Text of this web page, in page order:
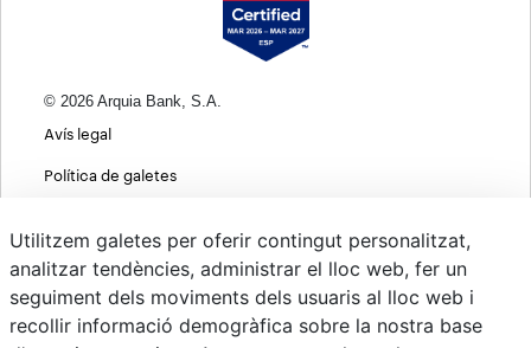
© 2026 Arquia Bank, S.A.
Avís legal
Política de galetes
Política de privacitat web
MIFID
Polítiques ASG
Utilitzem galetes per oferir contingut personalitzat,
analitzar tendències, administrar el lloc web, fer un
seguiment dels moviments dels usuaris al lloc web i
recollir informació demogràfica sobre la nostra base